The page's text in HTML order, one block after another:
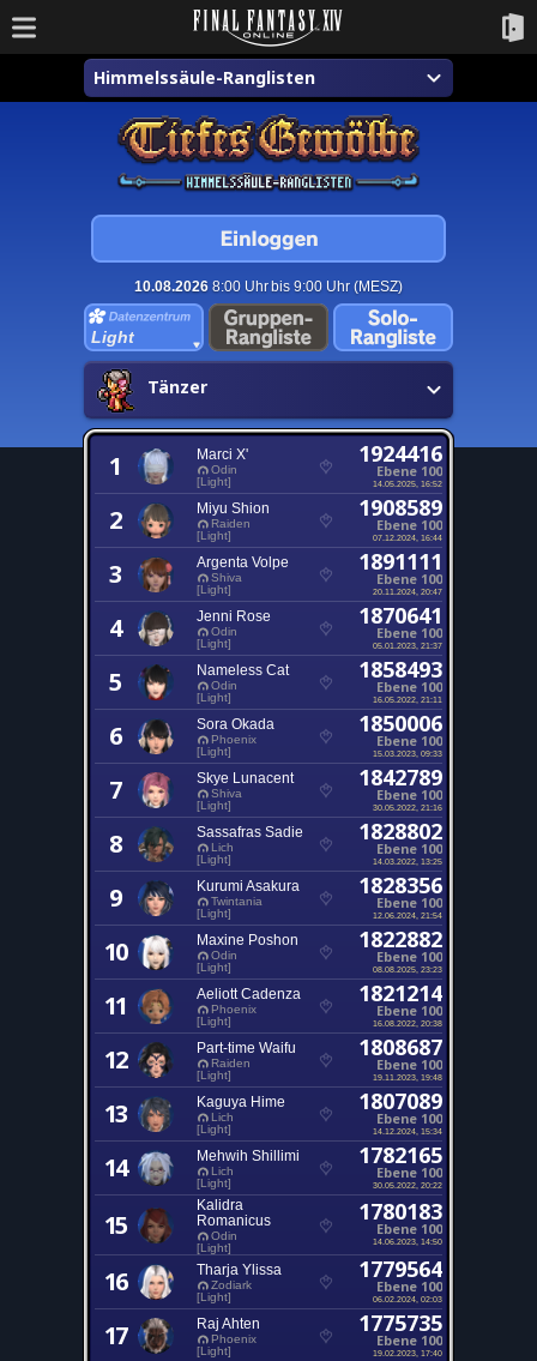
Himmelssäule-Ranglisten
10.08.20268:00 Uhr bis 9:00 Uhr (MESZ)
Light
Tänzer
1 Marci X'
Odin
[Light]
1924416
Ebene 100
14.05.2025, 16:52
2 Miyu Shion
Raiden
[Light]
1908589
Ebene 100
07.12.2024, 16:44
3 Argenta Volpe
Shiva
[Light]
1891111
Ebene 100
20.11.2024, 20:47
4 Jenni Rose
Odin
[Light]
1870641
Ebene 100
05.01.2023, 21:37
5 Nameless Cat
Odin
[Light]
1858493
Ebene 100
16.05.2022, 21:11
6 Sora Okada
Phoenix
[Light]
1850006
Ebene 100
15.03.2023, 09:33
7 Skye Lunacent
Shiva
[Light]
1842789
Ebene 100
30.05.2022, 21:16
8 Sassafras Sadie
Lich
[Light]
1828802
Ebene 100
14.03.2022, 13:25
9 Kurumi Asakura
Twintania
[Light]
1828356
Ebene 100
12.06.2024, 21:54
10 Maxine Poshon
Odin
[Light]
1822882
Ebene 100
08.08.2025, 23:23
11 Aeliott Cadenza
Phoenix
[Light]
1821214
Ebene 100
16.08.2022, 20:38
12 Part-time Waifu
Raiden
[Light]
1808687
Ebene 100
19.11.2023, 19:48
13 Kaguya Hime
Lich
[Light]
1807089
Ebene 100
14.12.2024, 15:34
14 Mehwih Shillimi
Lich
[Light]
1782165
Ebene 100
30.05.2022, 20:22
15
Kalidra
Romanicus
Odin
[Light]
1780183
Ebene 100
14.06.2023, 14:50
16 Tharja Ylissa
Zodiark
[Light]
1779564
Ebene 100
06.02.2024, 02:03
17 Raj Ahten
Phoenix
[Light]
1775735
Ebene 100
19.02.2023, 17:40